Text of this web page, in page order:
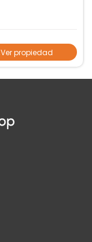
Ver propiedad